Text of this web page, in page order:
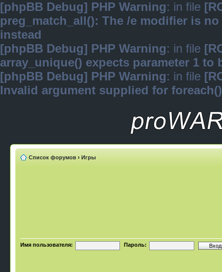
[phpBB Debug] PHP Warning: in file
preg_match_all(): The /e modifier is
instead
[phpBB Debug] PHP Warning: in file
array_unique() expects parameter 1 to
[phpBB Debug] PHP Warning: in file
Invalid argument supplied for foreach()
Список форумов › Игры
Имя пользователя: Пароль: